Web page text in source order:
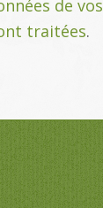
de vos
traitées.